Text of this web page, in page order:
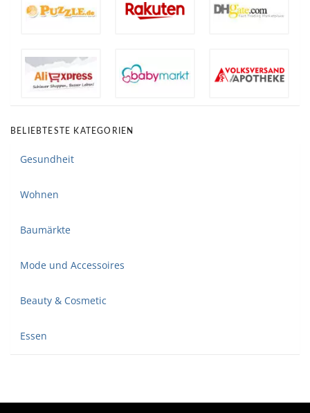
BELIEBTESTE KATEGORIEN
Gesundheit
Wohnen
Baumärkte
Mode und Accessoires
Beauty & Cosmetic
Essen